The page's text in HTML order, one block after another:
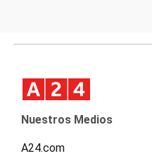
Nuestros Medios
A24.com